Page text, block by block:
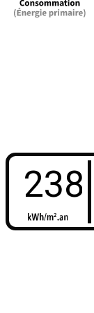
238